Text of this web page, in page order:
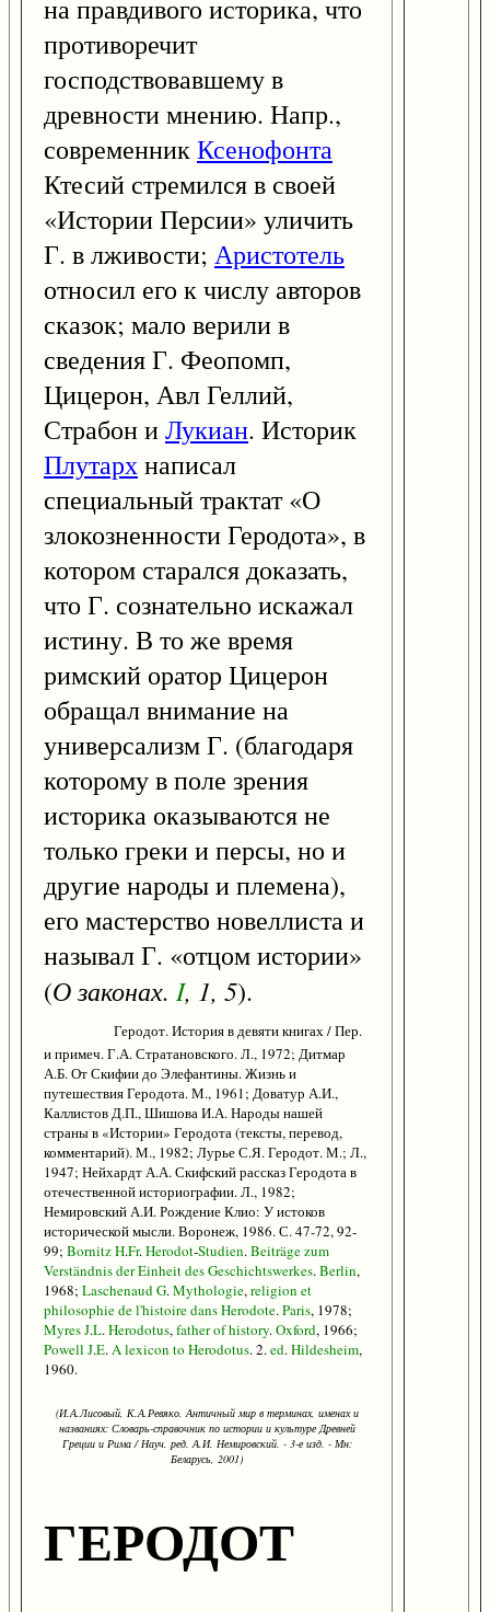
на правдивого историка, что
противоречит
господствовавшему в
древности мнению. Напр.,
современникКсенофонта
Ктесий стремился в своей
«Истории Персии» уличить
Г. в лживости; Аристотель
относил его к числу авторов
сказок; мало верили в
сведения Г. Феопомп,
Цицерон, Авл Геллий,
Страбон иЛукиан. Историк
Плутархнаписал
специальный трактат «О
злокозненности Геродота», в
котором старался доказать,
что Г. сознательно искажал
истину. В то же время
римский оратор Цицерон
обращал внимание на
универсализм Г. (благодаря
которому в поле зрения
историка оказываются не
только греки и персы, но и
другие народы и племена),
его мастерство новеллиста и
называл Г. «отцом истории»
(О законах. I, 1, 5).
Геродот. История в девяти книгах / Пер.
и примеч. Г.А. Стратановского. Л., 1972; Дитмар
А.Б. От Скифии до Элефантины. Жизнь и
путешествия Геродота. М., 1961; Доватур А.И.,
Каллистов Д.П., Шишова И.А. Народы нашей
страны в «Истории» Геродота (тексты, перевод,
комментарий). М., 1982; Лурье С.Я. Геродот. М.; Л.,
1947; Нейхардт А.А. Скифский рассказ Геродота в
отечественной историографии. Л., 1982;
Немировский А.И. Рождение Клио: У истоков
исторической мысли. Воронеж, 1986. С. 47-72, 92-
99; BornitzH.Fr.Herodot-Studien.Beiträgezum
VerständnisderEinheitdesGeschichtswerkes.Berlin,
1968; LaschenaudG.Mythologie,religion et
philosophiedel'histoiredansHerodote.Paris, 1978;
MyresJ.L.Herodotus,fatherofhistory.Oxford, 1966;
Powell J.E.Alexicon to Herodotus. 2.ed.Hildesheim,
1960.
(И.А.Лисовый, К.А.Ревяко. Античный мир в терминах, именах и
названиях: Словарь-справочник по истории и культуре Древней
Греции и Рима / Науч. ред. А.И. Немировский. - 3-е изд. - Мн:
Беларусь, 2001)
ГЕРОДОТ